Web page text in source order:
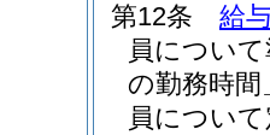
第12条
給
員につい
の勤務時
員につい